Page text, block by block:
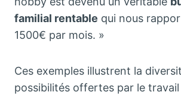
familial rentable qui nous
1500€ par mois. »
Ces exemples illustrent la
possibilités offertes par le